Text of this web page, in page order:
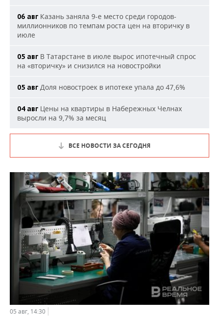
06 авг Казань заняла 9-е место среди городов-
миллионников по темпам роста цен на вторичку в
июле
05 авг В Татарстане в июле вырос ипотечный спрос
на «вторичку» и снизился на новостройки
05 авг Доля новостроек в ипотеке упала до 47,6%
04 авг Цены на квартиры в Набережных Челнах
выросли на 9,7% за месяц
ВСЕ НОВОСТИ ЗА СЕГОДНЯ
05 авг, 14:30